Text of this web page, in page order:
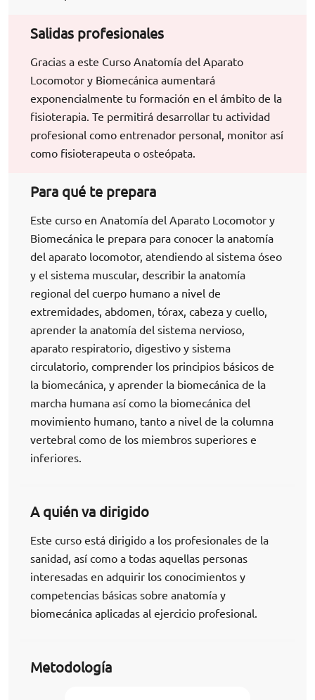
Salidas profesionales
Gracias a este Curso Anatomía del Aparato
Locomotor y Biomecánica aumentará
exponencialmente tu formación en el ámbito de la
fisioterapia. Te permitirá desarrollar tu actividad
profesional como entrenador personal, monitor así
como fisioterapeuta o osteópata.
Para qué te prepara
Este curso en Anatomía del Aparato Locomotor y
Biomecánica le prepara para conocer la anatomía
del aparato locomotor, atendiendo al sistema óseo
y el sistema muscular, describir la anatomía
regional del cuerpo humano a nivel de
extremidades, abdomen, tórax, cabeza y cuello,
aprender la anatomía del sistema nervioso,
aparato respiratorio, digestivo y sistema
circulatorio, comprender los principios básicos de
la biomecánica, y aprender la biomecánica de la
marcha humana así como la biomecánica del
movimiento humano, tanto a nivel de la columna
vertebral como de los miembros superiores e
inferiores.
A quién va dirigido
Este curso está dirigido a los profesionales de la
sanidad, así como a todas aquellas personas
interesadas en adquirir los conocimientos y
competencias básicas sobre anatomía y
biomecánica aplicadas al ejercicio profesional.
Metodología